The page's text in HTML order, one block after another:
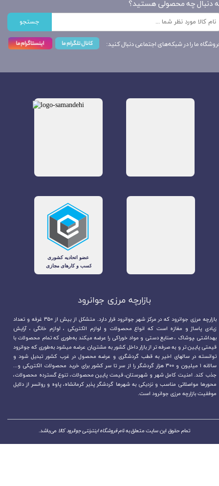
بازارچه مرزی جوانرود​​​​​​​
بازارچه مرزی جوانرود که در مرکز شهر جوانرود قرار دارد. متشکل از بیش از ۳۵۰ غرفه و تعداد
زیادی پاساژ و مغازه است که انواع محصولات و لوازم الکتریکی ، لوازم خانگی ، آرایش
بهداشتی ،پوشاک ، صنایع دستی و مواد خوراکی را عرضه میکند به‌طوری که تمام محصولات با
قیمتی پایین تر و به صرفه تر از بازار داخل کشور به مشتریان عرضه میشود به‌طوری که جوانرود
توانسته در سالهای اخیر به قطب گردشگری و عرضه محصول در غرب کشور تبدیل شود و
سالانه ۱ میلیون و ۳۰۰ هزار گردشگر را از سر تا سر کشور برای خرید محصولات الکتریکی و...
جذب کند. امنیت کامل شهر و شهرستان، قیمت پایین محصولات، تنوع گسترده محصولات،
محورها مواصلاتی مناسب و نزدیکی به شهرها گردشگر پذیر کرمانشاه، پاوه و روانسر از دلایل
موفقیت بازارچه مرزی جوانرود است.
تمام حقوق این سایت متعلق بهنام فروشگاه اینترنتی جوانرود کالا می‌باشد.
دنبال چه محصولی هستید؟
جستجو
ما را در شبکه‌های اجتماعی دنبال کنید: